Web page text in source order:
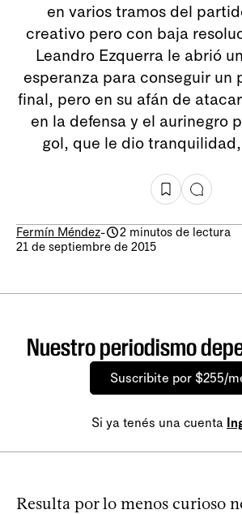
en varios tramos del
creativo pero con baja
Leandro Ezquerra le abrió
esperanza para conseguir un
final, pero en su afán de
en la defensa y el aurinegro
gol, que le dio
Fermín Méndez-
2 minutos de lectura
21 de septiembre de 2015
Nuestro periodismo
Suscribite por $255/
Si ya tenés una cuenta
Resulta por lo menos curioso